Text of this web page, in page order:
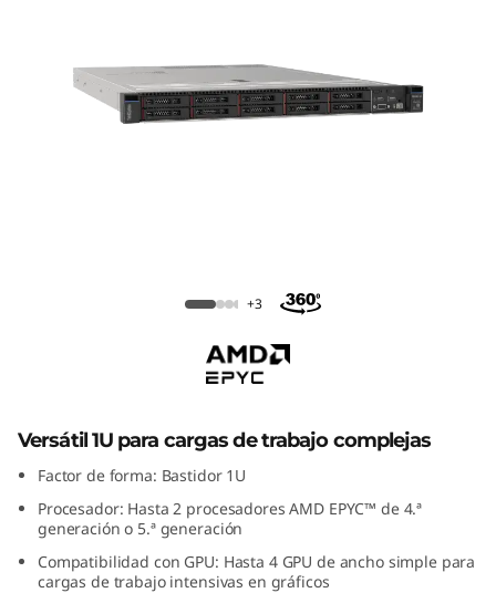
y
Servidor en rack ThinkSystem SR645
+3
Versátil 1U para cargas de trabajo complejas
Factor de forma: Bastidor 1U
Procesador: Hasta 2 procesadores AMD EPYC™ de 4.ª
generación o 5.ª generación
Compatibilidad con GPU: Hasta 4 GPU de ancho simple para
cargas de trabajo intensivas en gráficos